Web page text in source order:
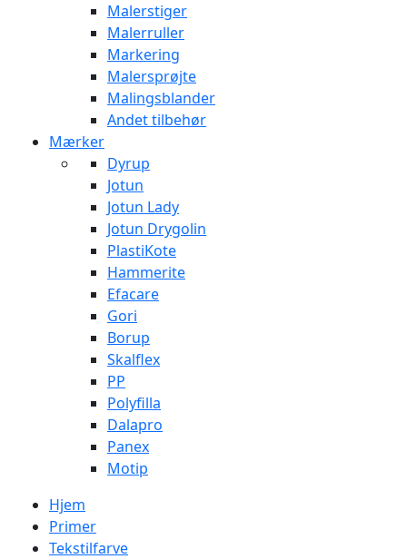
Malerstiger
Malerruller
Markering
Malersprøjte
Malingsblander
Andet tilbehør
Mærker
Dyrup
Jotun
Jotun Lady
Jotun Drygolin
PlastiKote
Hammerite
Efacare
Gori
Borup
Skalflex
PP
Polyfilla
Dalapro
Panex
Motip
Hjem
Primer
Tekstilfarve